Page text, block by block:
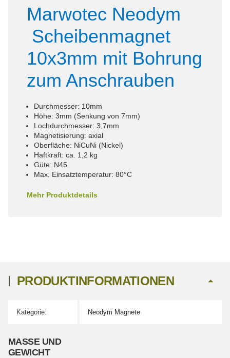
Marwotec Neodym
Scheibenmagnet
10x3mm mit Bohrung
zum Anschrauben
Durchmesser: 10mm
Höhe: 3mm (Senkung von 7mm)
Lochdurchmesser: 3,7mm
Magnetisierung: axial
Oberfläche: NiCuNi (Nickel)
Haftkraft: ca. 1,2 kg
Güte: N45
Max. Einsatztemperatur: 80°C
Mehr Produktdetails
PRODUKTINFORMATIONEN
Produkteigenschaft
Wert
Kategorie: Neodym Magnete
MASSE UND G
EWICHT